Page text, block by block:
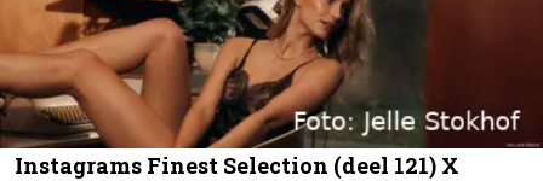
Instagrams Finest Selection (deel 121) X